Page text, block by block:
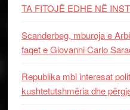
TA FITOJË EDHE NË
Scanderbeg, mburoja e
faqet e Giovanni Carlo
Republika mbi interesat
kushtetutshmëria dhe